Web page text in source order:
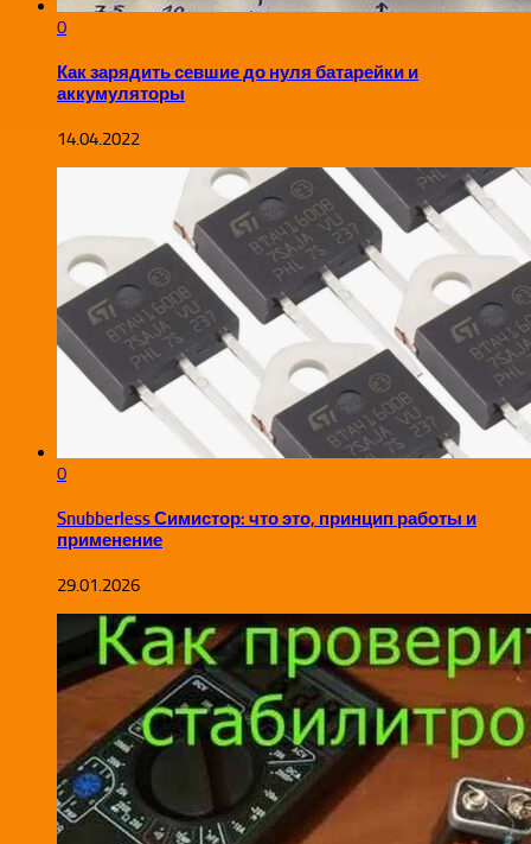
0
Как зарядить севшие до нуля батарейки и
аккумуляторы
14.04.2022
0
Snubberless Симистор: что это, принцип работы и
применение
29.01.2026